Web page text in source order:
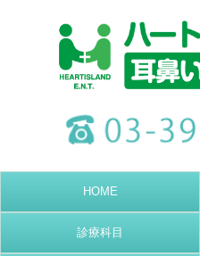
HOME
診療科目